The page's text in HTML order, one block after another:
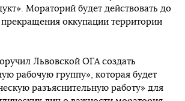
Мораторий будет действовать до
оккупации территории
Львовской ОГА создать
рабочую группу», которая будет
разъяснительную работу» для